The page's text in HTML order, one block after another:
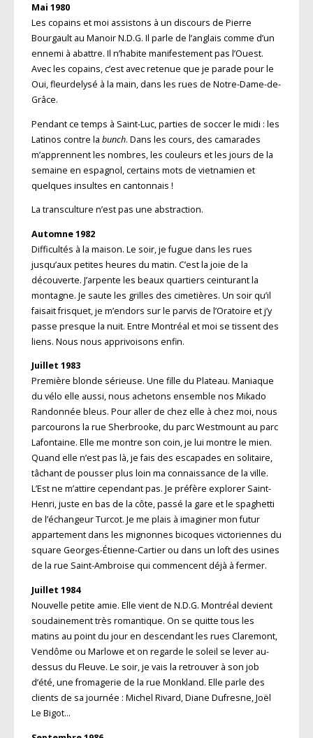
Mai 1980
Les copains et moi assistons à un discours de Pierre
Bourgault au Manoir N.D.G. Il parle de l’anglais comme d’un
ennemi à abattre. Il n’habite manifestement pas l’Ouest.
Avec les copains, c’est avec retenue que je parade pour le
Oui, fleurdelysé à la main, dans les rues de Notre-Dame-de-
Grâce.
Pendant ce temps à Saint-Luc, parties de soccer le midi : les
Latinos contre la bunch. Dans les cours, des camarades
m’apprennent les nombres, les couleurs et les jours de la
semaine en espagnol, certains mots de vietnamien et
quelques insultes en cantonnais !
La transculture n’est pas une abstraction.
Automne 1982
Difficultés à la maison. Le soir, je fugue dans les rues
jusqu’aux petites heures du matin. C’est la joie de la
découverte. J’arpente les beaux quartiers ceinturant la
montagne. Je saute les grilles des cimetières. Un soir qu’il
faisait frisquet, je m’endors sur le parvis de l’Oratoire et j’y
passe presque la nuit. Entre Montréal et moi se tissent des
liens. Nous nous apprivoisons enfin.
Juillet 1983
Première blonde sérieuse. Une fille du Plateau. Maniaque
du vélo elle aussi, nous achetons ensemble nos Mikado
Randonnée bleus. Pour aller de chez elle à chez moi, nous
parcourons la rue Sherbrooke, du parc Westmount au parc
Lafontaine. Elle me montre son coin, je lui montre le mien.
Quand elle n’est pas là, je fais des escapades en solitaire,
tâchant de pousser plus loin ma connaissance de la ville.
L’Est ne m’attire cependant pas. Je préfère explorer Saint-
Henri, juste en bas de la côte, passé la gare et le spaghetti
de l’échangeur Turcot. Je me plais à imaginer mon futur
appartement dans les mignonnes bicoques victoriennes du
square Georges-Étienne-Cartier ou dans un loft des usines
de la rue Saint-Ambroise qui commencent déjà à fermer.
Juillet 1984
Nouvelle petite amie. Elle vient de N.D.G. Montréal devient
soudainement très romantique. On se quitte tous les
matins au point du jour en descendant les rues Claremont,
Vendôme ou Marlowe et on regarde le soleil se lever au-
dessus du Fleuve. Le soir, je vais la retrouver à son job
d’été, une fromagerie de la rue Monkland. Elle parle des
clients de sa journée : Michel Rivard, Diane Dufresne, Joël
Le Bigot…